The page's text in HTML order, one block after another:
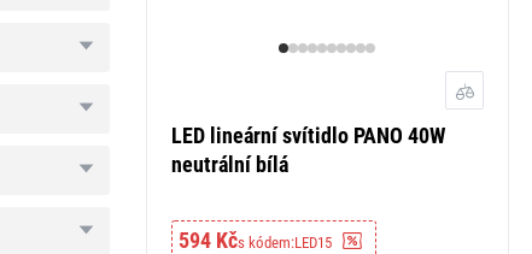
LED lineární svítidlo PANO 40W
neutrální bílá
594 Kčs kódem:LED15